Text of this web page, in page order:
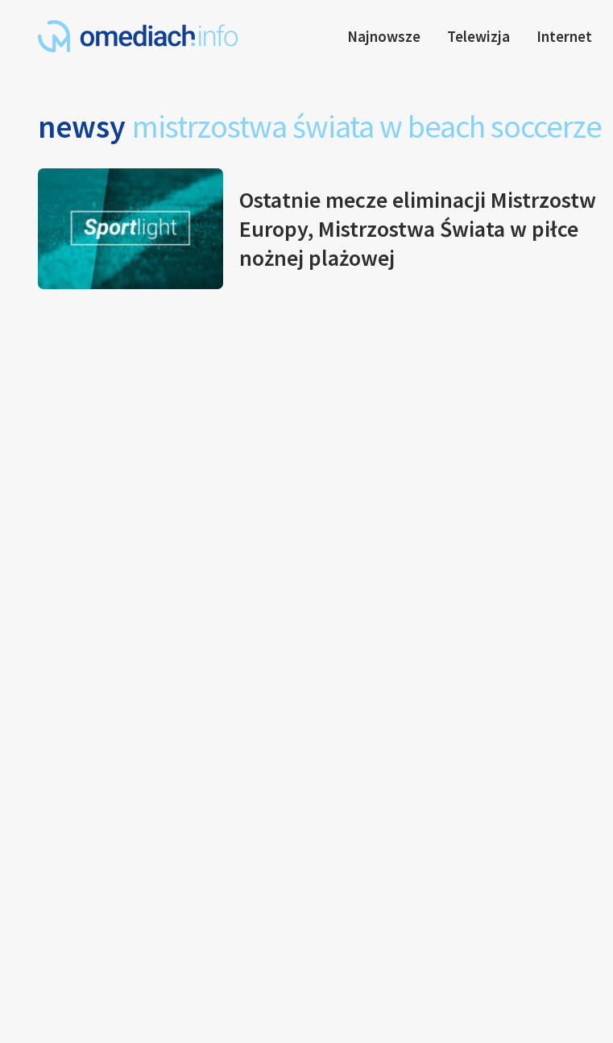
Najnowsze Telewizja Internet
newsy mistrzostwa świata w beach soccerze
Ostatnie mecze eliminacji Mistrzostw
Europy, Mistrzostwa Świata w piłce
nożnej plażowej